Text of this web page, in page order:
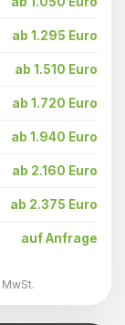
ab 1.295 Euro
ab 1.510 Euro
ab 1.720 Euro
ab 1.940 Euro
ab 2.160 Euro
ab 2.375 Euro
auf Anfrage